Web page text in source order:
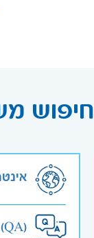
חיפוש
אבטחת איכות (QA)